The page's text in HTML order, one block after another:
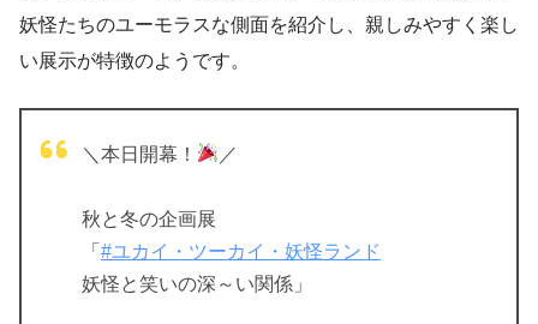
妖怪たちのユーモラスな側面を紹介し、親しみやすく楽し
い展示が特徴のようです。
＼本日開幕！ ／
秋と冬の企画展
「 #ユカイ・ツーカイ・妖怪ランド
妖怪と笑いの深～い関係」